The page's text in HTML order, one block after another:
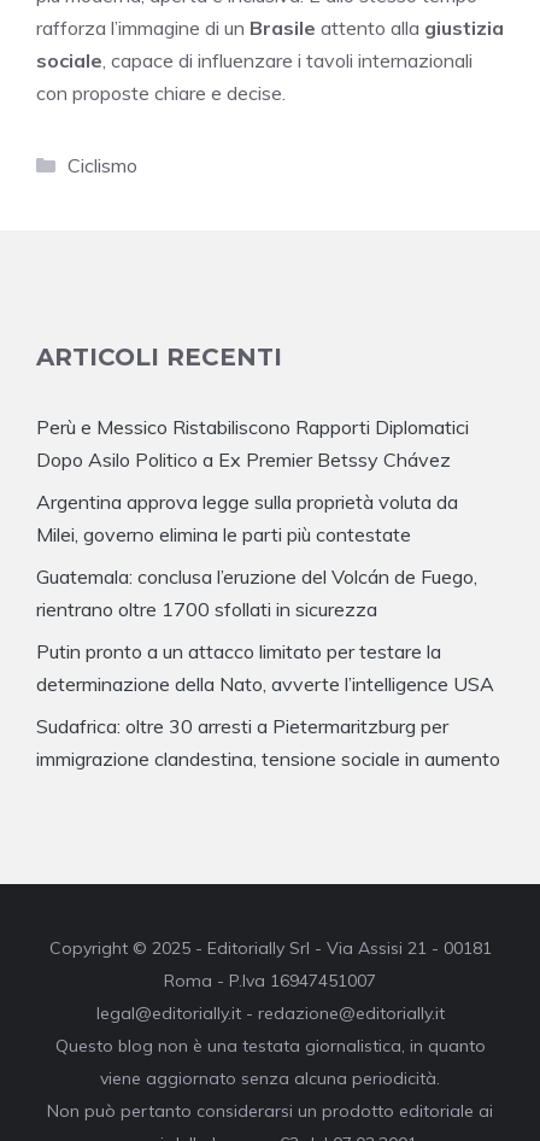
rafforza l’immagine di un Brasile attento alla giustizia
sociale , capace di influenzare i tavoli internazionali
con proposte chiare e decise.
Categorie
Ciclismo
ARTICOLI RECENTI
Perù e Messico Ristabiliscono Rapporti Diplomatici
Dopo Asilo Politico a Ex Premier Betssy Chávez
Argentina approva legge sulla proprietà voluta da
Milei, governo elimina le parti più contestate
Guatemala: conclusa l’eruzione del Volcán de Fuego,
rientrano oltre 1700 sfollati in sicurezza
Putin pronto a un attacco limitato per testare la
determinazione della Nato, avverte l’intelligence USA
Sudafrica: oltre 30 arresti a Pietermaritzburg per
immigrazione clandestina, tensione sociale in aumento
Copyright © 2025 - Editorially Srl - Via Assisi 21 - 00181
Roma - P.Iva 16947451007
legal@editorially.it - redazione@editorially.it
Questo blog non è una testata giornalistica, in quanto
viene aggiornato senza alcuna periodicità.
Non può pertanto considerarsi un prodotto editoriale ai